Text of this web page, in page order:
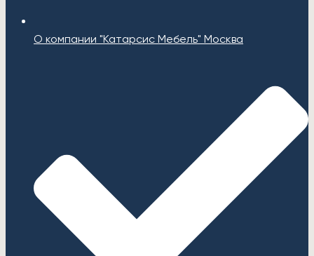
О компании "Катарсис Мебель" Москва